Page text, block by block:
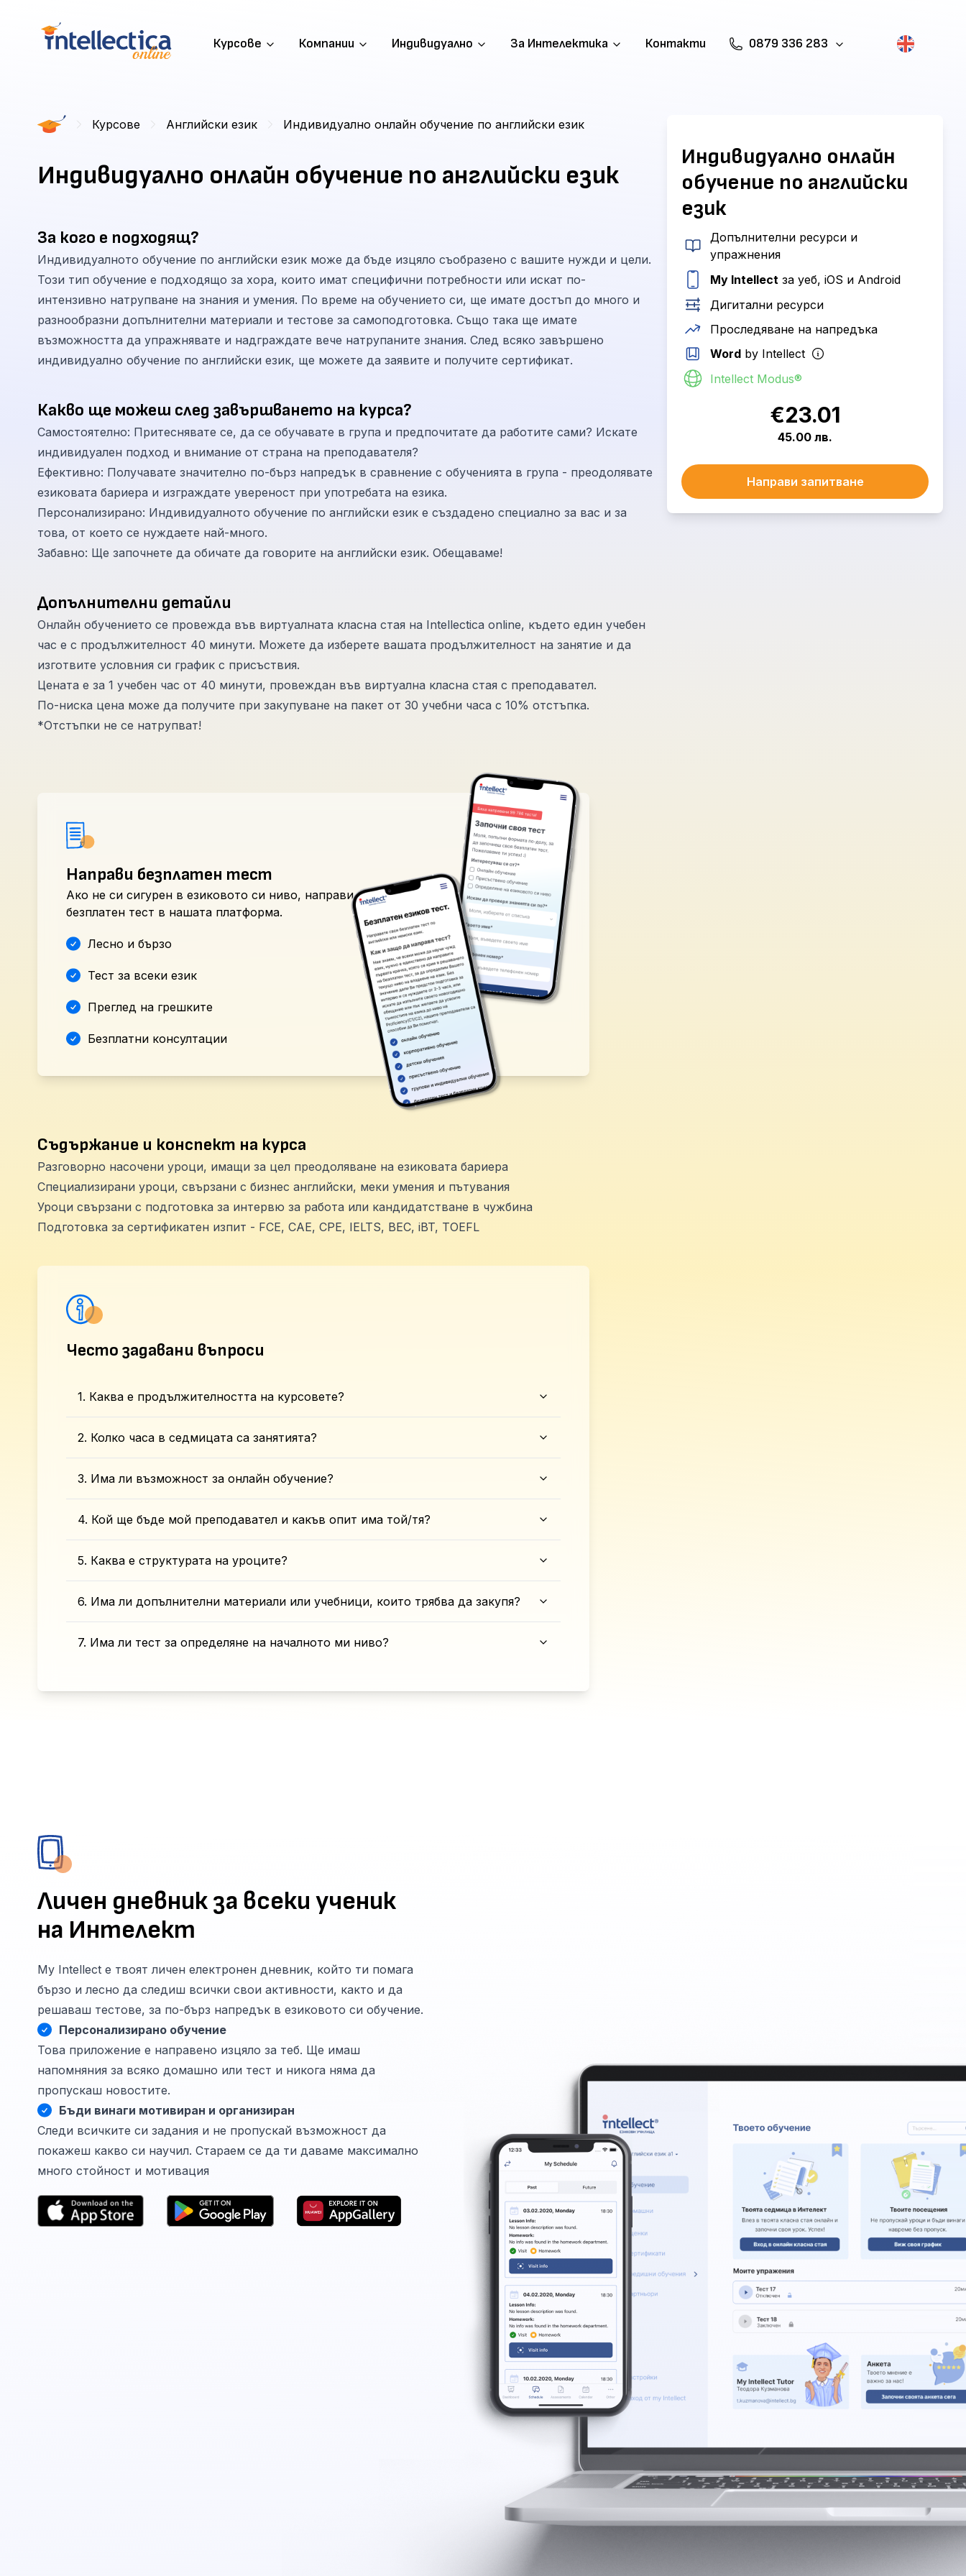
Курсове Компании Индивидуално За Интелектика Контакти 0879 336 283
Курсове Английски език Индивидуално онлайн обучение по английски език
Индивидуално онлайн обучение по английски език
За кого е подходящ?
Индивидуалното обучение по английски език може да бъде изцяло съобразено с вашите нужди и цели.
Този тип обучение е подходящо за хора, които имат специфични потребности или искат по-
интензивно натрупване на знания и умения. По време на обучението си, ще имате достъп до много и
разнообразни допълнителни материали и тестове за самоподготовка. Също така ще имате
възможността да упражнявате и надграждате вече натрупаните знания. След всяко завършено
индивидуално обучение по английски език, ще можете да заявите и получите сертификат.
Какво ще можеш след завършването на курса?
Самостоятелно: Притеснявате се, да се обучавате в група и предпочитате да работите сами? Искате
индивидуален подход и внимание от страна на преподавателя?
Ефективно: Получавате значително по-бърз напредък в сравнение с обученията в група - преодолявате
езиковата бариера и изграждате увереност при употребата на езика.
Персонализирано: Индивидуалното обучение по английски език е създадено специално за вас и за
това, от което се нуждаете най-много.
Забавно: Ще започнете да обичате да говорите на английски език. Обещаваме!
Допълнителни детайли
Онлайн обучението се провежда във виртуалната класна стая на Intellectica online, където един учебен
час е с продължителност 40 минути. Можете да изберете вашата продължителност на занятие и да
изготвите условния си график с присъствия.
Цената е за 1 учебен час от 40 минути, провеждан във виртуална класна стая с преподавател.
По-ниска цена може да получите при закупуване на пакет от 30 учебни часа с 10% отстъпка.
*Отстъпки не се натрупват!
Направи безплатен тест
Ако не си сигурен в езиковото си ниво, направи
безплатен тест в нашата платформа.
Лесно и бързо
Тест за всеки език
Преглед на грешките
Безплатни консултации
Съдържание и конспект на курса
Разговорно насочени уроци, имащи за цел преодоляване на езиковата бариера
Специализирани уроци, свързани с бизнес английски, меки умения и пътувания
Уроци свързани с подготовка за интервю за работа или кандидатстване в чужбина
Подготовка за сертификатен изпит - FCE, CAE, CPE, IELTS, BEC, iBT, TOEFL
Често задавани въпроси
1. Каква е продължителността на курсовете?
2. Колко часа в седмицата са занятията?
3. Има ли възможност за онлайн обучение?
4. Кой ще бъде мой преподавател и какъв опит има той/тя?
5. Каква е структурата на уроците?
6. Има ли допълнителни материали или учебници, които трябва да закупя?
7. Има ли тест за определяне на началното ми ниво?
Индивидуално онлайн
обучение по английски
език
Допълнителни ресурси и
упражнения
My Intellect за уеб, iOS и Android
Дигитални ресурси
Проследяване на напредъка
Word by Intellect
Intellect Modus®
€23.01
45.00 лв.
Направи запитване
Личен дневник за всеки ученик
на Интелект
My Intellect е твоят личен електронен дневник, който ти помага
бързо и лесно да следиш всички свои активности, както и да
решаваш тестове, за по-бърз напредък в езиковото си обучение.
Персонализирано обучение
Това приложение е направено изцяло за теб. Ще имаш
напомняния за всяко домашно или тест и никога няма да
пропускаш новостите.
Бъди винаги мотивиран и организиран
Следи всичките си задания и не пропускай възможност да
покажеш какво си научил. Стараем се да ти даваме максимално
много стойност и мотивация